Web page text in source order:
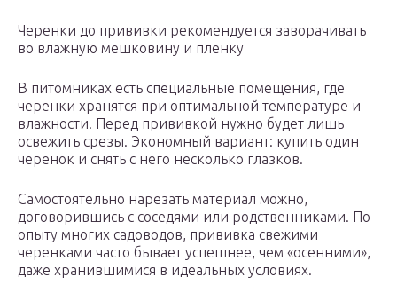
Черенки до прививки рекомендуется заворачивать
во влажную мешковину и пленку
В питомниках есть специальные помещения, где
черенки хранятся при оптимальной температуре и
влажности. Перед прививкой нужно будет лишь
освежить срезы. Экономный вариант: купить один
черенок и снять с него несколько глазков.
Самостоятельно нарезать материал можно,
договорившись с соседями или родственниками. По
опыту многих садоводов, прививка свежими
черенками часто бывает успешнее, чем «осенними»,
даже хранившимися в идеальных условиях.